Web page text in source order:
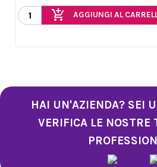
add_shopping_cart AGGIUNGI AL
HAI UN'AZIENDA? SEI
VERIFICA LE NOSTRE